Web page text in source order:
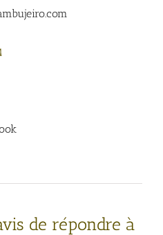
de répondre à